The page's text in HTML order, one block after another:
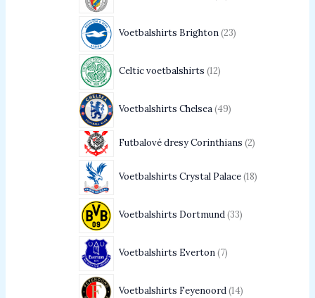
Voetbalshirts Brighton 23
Celtic voetbalshirts 12
Voetbalshirts Chelsea 49
Futbalové dresy Corinthians 2
Voetbalshirts Crystal Palace 18
Voetbalshirts Dortmund 33
Voetbalshirts Everton 7
Voetbalshirts Feyenoord 14